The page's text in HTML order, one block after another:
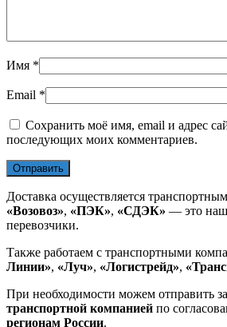
Имя *
Email *
Сохранить моё имя, email и адрес
последующих моих комментариев.
Доставка осуществляется
«Возовоз», «ПЭК», «СДЭК» — это
перевозчики.
Также работаем с транспортными
Линии», «Луч», «Логистрейд»,
При необходимости можем отправить
транспортной компанией по
регионам России.